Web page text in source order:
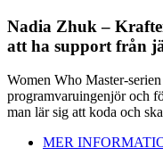
Nadia Zhuk –
att ha support från
Women Who Master-
programvaruingenjör och
man lär sig att koda och
MER